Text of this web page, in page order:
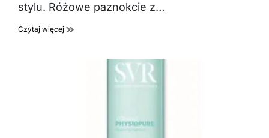
stylu. Różowe paznokcie z…
Czytaj więcej